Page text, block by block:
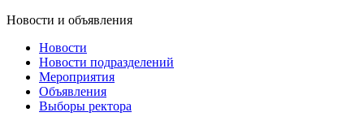
Новости и объявления
Новости
Новости подразделений
Мероприятия
Объявления
Выборы ректора